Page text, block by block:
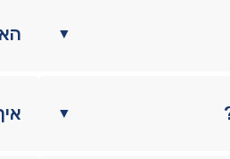
▼
▼